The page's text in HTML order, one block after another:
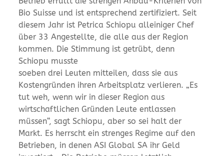
Bio Suisse und ist entsprechend zertifiziert. Seit
diesem Jahr ist Petrica Schiopu alleiniger Chef
über 33 Angestellte, die alle aus der Region
kommen. Die Stimmung ist getrübt, denn
Schiopu musste
soeben drei Leuten mitteilen, dass sie aus
Kostengründen ihren Arbeitsplatz verlieren. „Es
tut weh, wenn wir in dieser Region aus
wirtschaftlichen Gründen Leute entlassen
müssen“, sagt Schiopu, aber so sei halt der
Markt. Es herrscht ein strenges Regime auf den
Betrieben, in denen ASI Global SA ihr Geld